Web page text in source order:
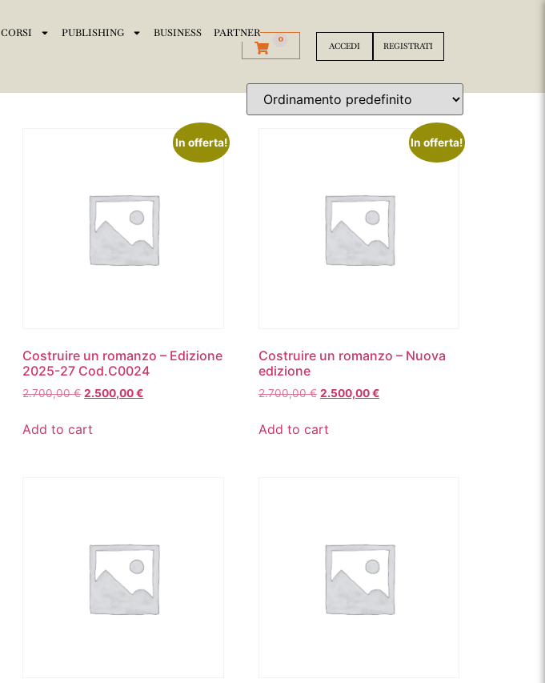
CORSI PUBLISHING BUSINESS PARTNER
0
ACCEDI REGISTRATI
In offerta!
Costruire un romanzo – Edizione
2025-27 Cod.C0024
2.700,00€ 2.500,00€
Add to cart
In offerta!
Costruire un romanzo – Nuova
edizione
2.700,00€ 2.500,00€
Add to cart